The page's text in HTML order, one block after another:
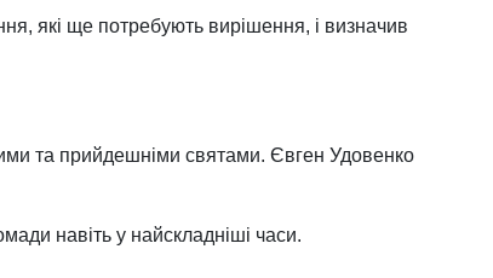
які ще потребують вирішення, і визначив
та прийдешніми святами. Євген Удовенко
навіть у найскладніші часи.